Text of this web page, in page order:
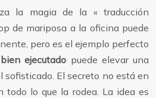
la magia de la « traducción
de mariposa a la oficina puede
pero es el ejemplo perfecto
ejecutado puede elevar una
sofisticado. El secreto no está en
todo lo que la rodea. La idea es